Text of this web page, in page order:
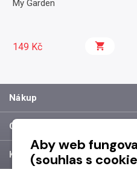
My Garden
149 Kč
Nákup
O společnosti
Kontakt
Aby web
(souhlas s